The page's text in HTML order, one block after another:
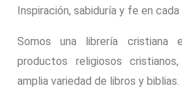
Inspiración, sabiduría y fe en cada
Somos una librería cristiana
productos religiosos
amplia variedad de libros y